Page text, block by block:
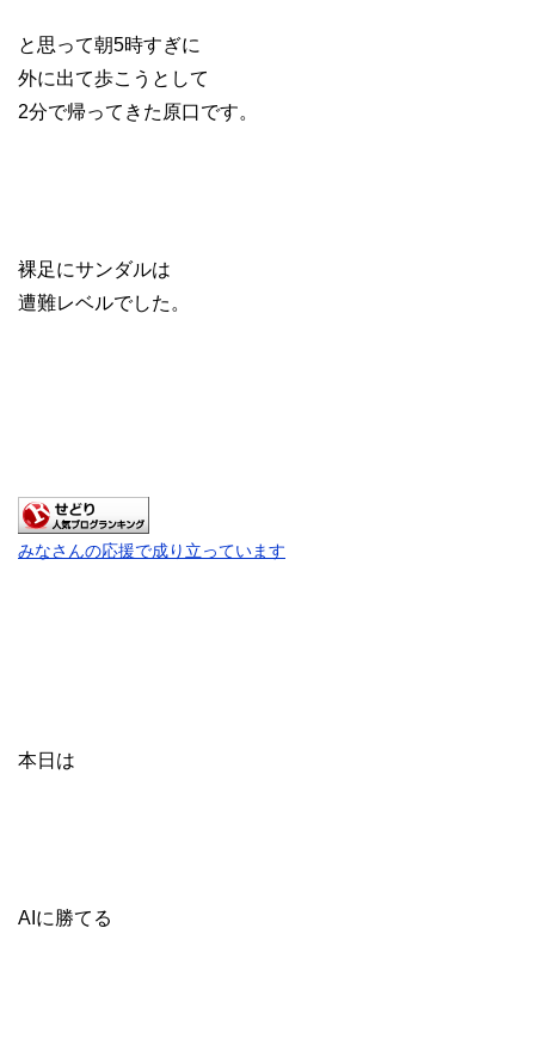
と思って朝5時すぎに
外に出て歩こうとして
2分で帰ってきた原口です。
裸足にサンダルは
遭難レベルでした。
みなさんの応援で成り立っています
本日は
AIに勝てる